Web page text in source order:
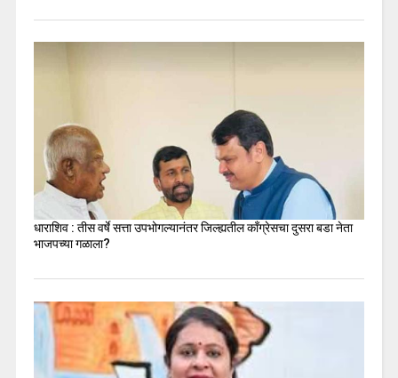
धाराशिव : तीस वर्षे सत्ता उपभोगल्यानंतर जिल्ह्यतील कॉंग्रेसचा दुसरा बडा नेता
भाजपच्या गळाला?